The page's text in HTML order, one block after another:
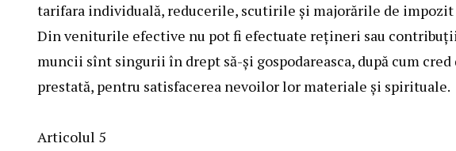
tarifara individuală, reducerile, scutirile şi majorările de impozit
Din veniturile efective nu pot fi efectuate reţineri sau
muncii sînt singurii în drept să-şi gospodareasca, după cum
prestată, pentru satisfacerea nevoilor lor materiale şi spirituale.
Articolul 5